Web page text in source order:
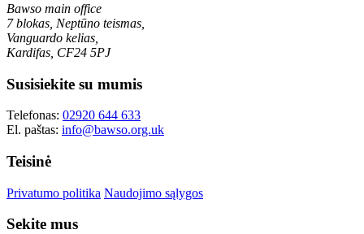
Bawso main office
7 blokas, Neptūno teismas,
Vanguardo kelias,
Kardifas, CF24 5PJ
Susisiekite su mumis
Telefonas: 02920 644 633
El. paštas: info@bawso.org.uk
Teisinė
Privatumo politika Naudojimo sąlygos
Sekite mus